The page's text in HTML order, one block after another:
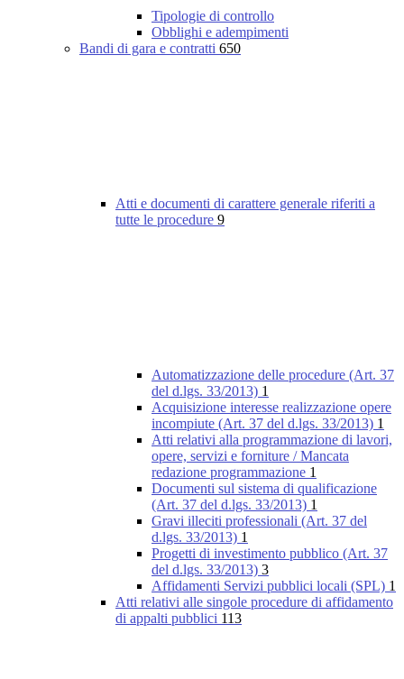
Tipologie di controllo
Obblighi e adempimenti
Bandi di gara e contratti 650
Atti e documenti di carattere generale riferiti a
tutte le procedure 9
Automatizzazione delle procedure (Art. 37
del d.lgs. 33/2013) 1
Acquisizione interesse realizzazione opere
incompiute (Art. 37 del d.lgs. 33/2013) 1
Atti relativi alla programmazione di lavori,
opere, servizi e forniture / Mancata
redazione programmazione 1
Documenti sul sistema di qualificazione
(Art. 37 del d.lgs. 33/2013) 1
Gravi illeciti professionali (Art. 37 del
d.lgs. 33/2013) 1
Progetti di investimento pubblico (Art. 37
del d.lgs. 33/2013) 3
Affidamenti Servizi pubblici locali (SPL) 1
Atti relativi alle singole procedure di affidamento
di appalti pubblici 113